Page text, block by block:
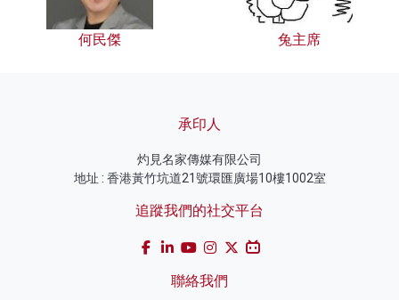
何民傑 兔主席
承印人
灼見名家傳媒有限公司
地址 : 香港黃竹坑道21號環匯廣場10樓1002室
追蹤我們的社交平台
聯絡我們